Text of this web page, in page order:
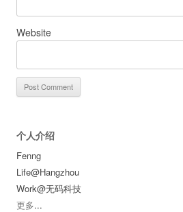
Website
个人介绍
Fenng
Life@Hangzhou
Work@无码科技
更多...